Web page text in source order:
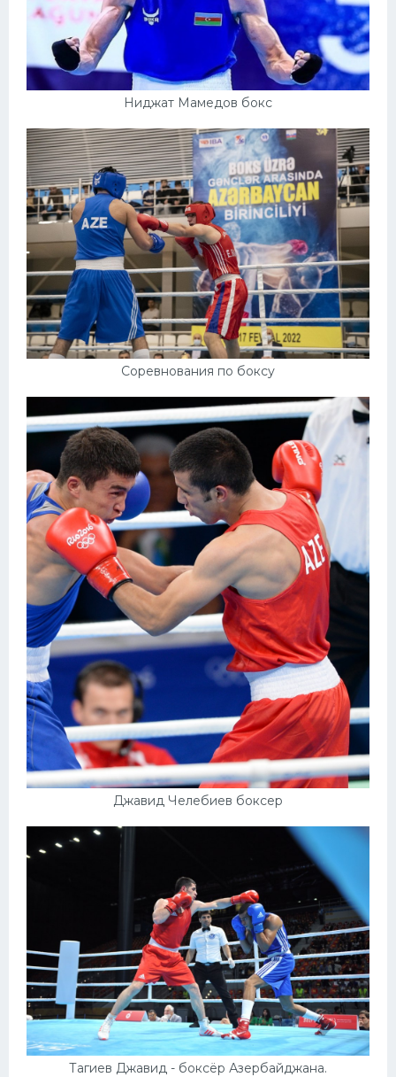
Ниджат Мамедов бокс
Соревнования по боксу
Джавид Челебиев боксер
Тагиев Джавид - боксёр Азербайджана.